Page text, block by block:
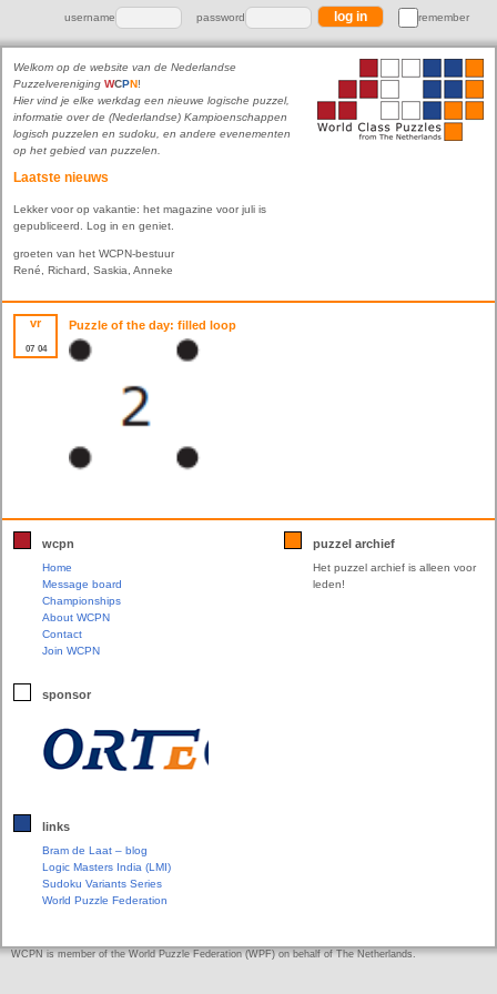
username password remember
Welkom op de website van de Nederlandse
Puzzelvereniging WCPN!
Hier vind je elke werkdag een nieuwe logische puzzel,
informatie over de (Nederlandse) Kampioenschappen
logisch puzzelen en sudoku, en andere evenementen
op het gebied van puzzelen.
Laatste nieuws
Lekker voor op vakantie: het magazine voor juli is
gepubliceerd. Log in en geniet.
groeten van het WCPN-bestuur
René, Richard, Saskia, Anneke
vr
07 04
Puzzle of the day: filled loop
wcpn
Home
Message board
Championships
About WCPN
Contact
Join WCPN
sponsor
links
Bram de Laat – blog
Logic Masters India (LMI)
Sudoku Variants Series
World Puzzle Federation
puzzel archief
Het puzzel archief is alleen voor
leden!
WCPN is member of the World Puzzle Federation (WPF) on behalf of The Netherlands.